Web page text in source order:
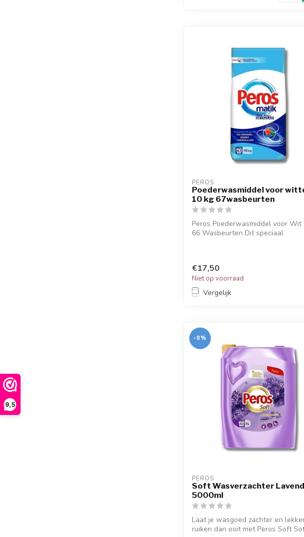
9,5
PEROS
Poederwasmiddel voor
10 kg 67wasbeurten
Peros Poederwasmiddel voor Wit
66 Wasbeurten Dit speciaal
€17,50
Niet op voorraad
Vergelijk
-8%
PEROS
Soft Wasverzachter
5000ml
Laat je wasgoed zachter en
ruiken dan ooit met Peros Soft